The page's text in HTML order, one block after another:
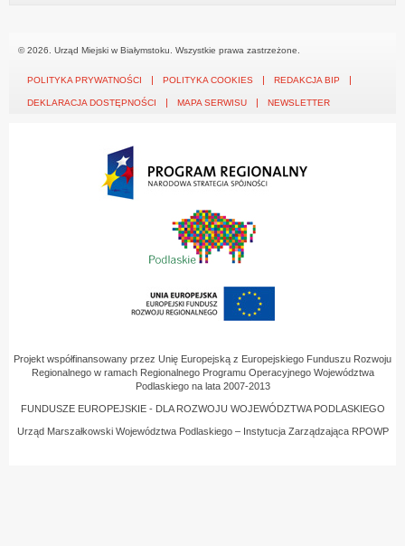
© 2026. Urząd Miejski w Białymstoku. Wszystkie prawa zastrzeżone.
POLITYKA PRYWATNOŚCI POLITYKA COOKIES REDAKCJA BIP
DEKLARACJA DOSTĘPNOŚCI MAPA SERWISU NEWSLETTER
Projekt współfinansowany przez Unię Europejską z Europejskiego Funduszu Rozwoju
Regionalnego w ramach Regionalnego Programu Operacyjnego Województwa
Podlaskiego na lata 2007-2013
FUNDUSZE EUROPEJSKIE - DLA ROZWOJU WOJEWÓDZTWA PODLASKIEGO
Urząd Marszałkowski Województwa Podlaskiego – Instytucja Zarządzająca RPOWP